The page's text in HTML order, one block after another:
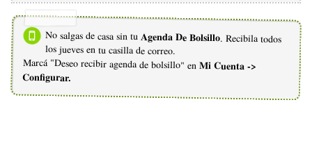
No salgas de casa sin tu Agenda De Bolsillo. Recibila todos
los jueves en tu casilla de correo.
Marcá "Deseo recibir agenda de bolsillo" en Mi Cuenta ->
Configurar.